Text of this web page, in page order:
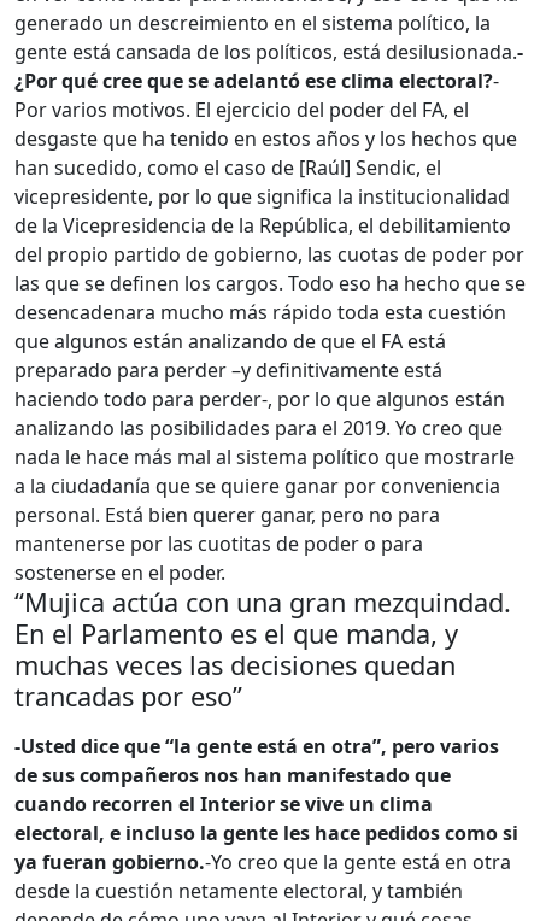
generado un descreimiento en el sistema político, la
gente está cansada de los políticos, está desilusionada.-
¿Por qué cree que se adelantó ese clima electoral?-
Por varios motivos. El ejercicio del poder del FA, el
desgaste que ha tenido en estos años y los hechos que
han sucedido, como el caso de [Raúl] Sendic, el
vicepresidente, por lo que significa la institucionalidad
de la Vicepresidencia de la República, el debilitamiento
del propio partido de gobierno, las cuotas de poder por
las que se definen los cargos. Todo eso ha hecho que se
desencadenara mucho más rápido toda esta cuestión
que algunos están analizando de que el FA está
preparado para perder –y definitivamente está
haciendo todo para perder-, por lo que algunos están
analizando las posibilidades para el 2019. Yo creo que
nada le hace más mal al sistema político que mostrarle
a la ciudadanía que se quiere ganar por conveniencia
personal. Está bien querer ganar, pero no para
mantenerse por las cuotitas de poder o para
sostenerse en el poder.
“Mujica actúa con una gran mezquindad.
En el Parlamento es el que manda, y
muchas veces las decisiones quedan
trancadas por eso”
-Usted dice que “la gente está en otra”, pero varios
de sus compañeros nos han manifestado que
cuando recorren el Interior se vive un clima
electoral, e incluso la gente les hace pedidos como si
ya fueran gobierno.-Yo creo que la gente está en otra
desde la cuestión netamente electoral, y también